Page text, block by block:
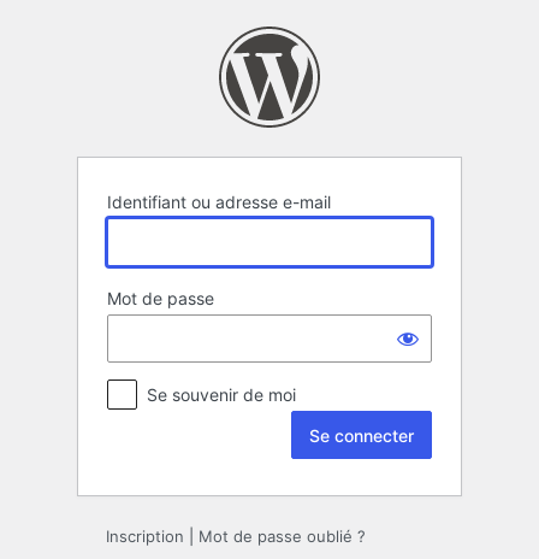
Identifiant ou adresse e-mail
Mot de passe
Se souvenir de moi
Inscription Mot de passe oublié ?